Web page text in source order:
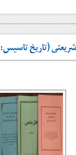
(تاریخ تاسیس: ۱۳۷۵)